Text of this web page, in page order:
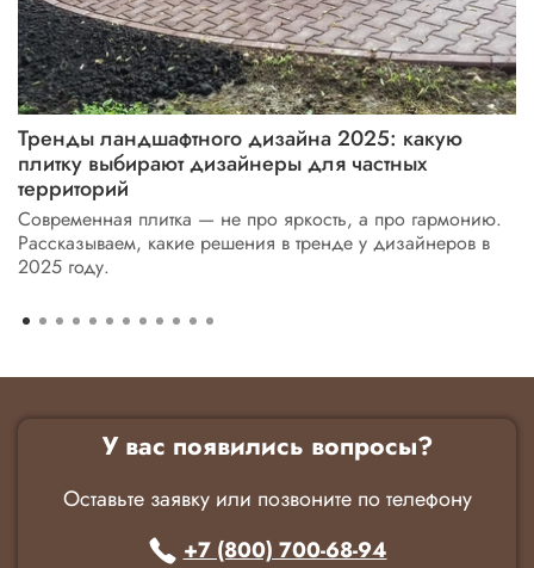
Тренды ландшафтного дизайна 2025: какую
плитку выбирают дизайнеры для частных
территорий
Современная плитка — не про яркость, а про гармонию.
Рассказываем, какие решения в тренде у дизайнеров в
2025 году.
У вас появились вопросы?
Оставьте заявку или позвоните по телефону
+7 (800) 700-68-94